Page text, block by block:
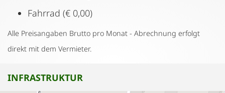
Fahrrad (€ 0,00)
Alle Preisangaben Brutto pro Monat - Abrechnung erfolgt
direkt mit dem Vermieter.
INFRASTRUKTUR